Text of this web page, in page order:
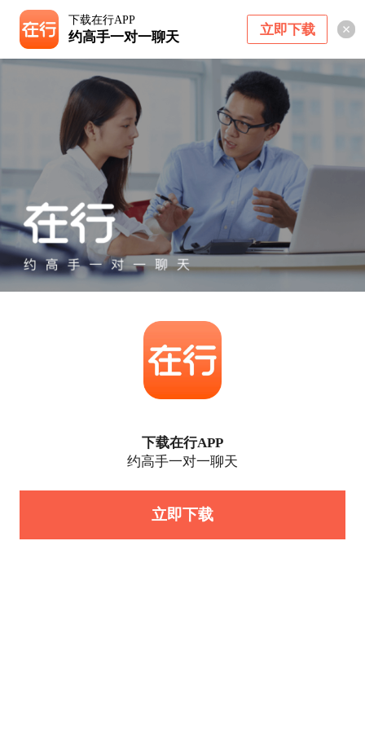
下载在行APP
约高手一对一聊天 立即下载
下载在行APP
约高手一对一聊天
立即下载